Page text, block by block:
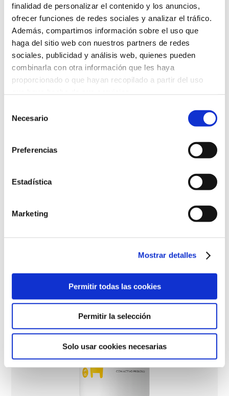
finalidad de personalizar el contenido y los anuncios,
ofrecer funciones de redes sociales y analizar el tráfico.
Además, compartimos información sobre el uso que
haga del sitio web con nuestros partners de redes
sociales, publicidad y análisis web, quienes pueden
combinarla con otra información que les haya
proporcionado o que hayan recopilado a partir del uso
Más información
Necesario
Preferencias
Estadística
Marketing
Mostrar detalles
Permitir todas las cookies
Permitir la selección
Solo usar cookies necesarias